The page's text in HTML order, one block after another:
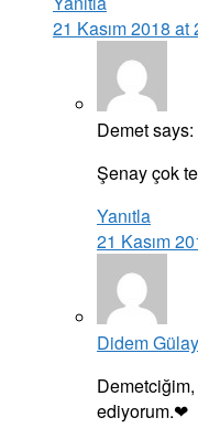
21 Kasım 2018 at
Demetsays:
Şenay çok
Yanıtla
21 Kasım
Didem
Demetciğim,
ediyorum.❤